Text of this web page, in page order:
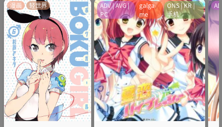
漫画 轻世界
ADV | AVG |
PC
galga
me
ONS | KR |
手机